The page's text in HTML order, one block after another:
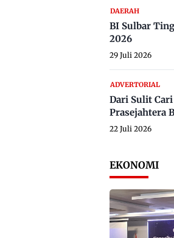
DAERAH
BI Sulbar
2026
29 Juli 2026
ADVERTORIAL
Dari Sulit
Prasejahtera
22 Juli 2026
EKONOMI